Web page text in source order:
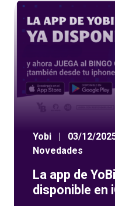
Yobi | 03/12/
Novedades
La app de
disponible en